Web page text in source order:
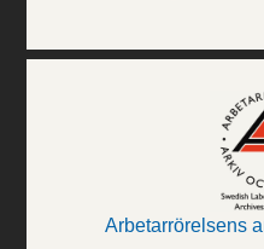
Arbetarrörelsens